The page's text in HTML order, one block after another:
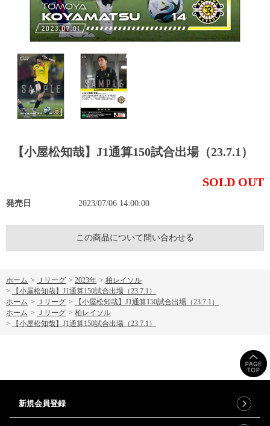
【小屋松知哉】J1通算150試合出場（23.7.1）
SOLD OUT
発売日 2023/07/06 14:00:00
この商品について問い合わせる
ホーム > Ｊリーグ > 2023年 > 柏レイソル
>
【小屋松知哉】J1通算150試合出場（23.7.1）
ホーム > Ｊリーグ >
【小屋松知哉】J1通算150試合出場（23.7.1）
ホーム > Ｊリーグ > 柏レイソル
>
【小屋松知哉】J1通算150試合出場（23.7.1）
新規会員登録